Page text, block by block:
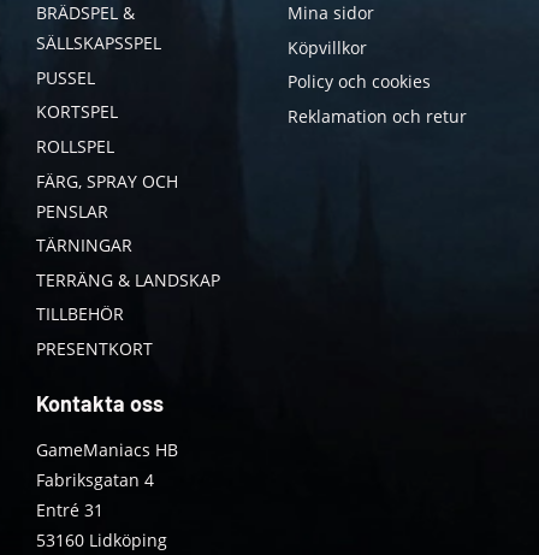
BRÄDSPEL &
SÄLLSKAPSSPEL
PUSSEL
KORTSPEL
ROLLSPEL
FÄRG, SPRAY OCH
PENSLAR
TÄRNINGAR
TERRÄNG & LANDSKAP
TILLBEHÖR
PRESENTKORT
Mina sidor
Köpvillkor
Policy och cookies
Reklamation och retur
Kontakta oss
GameManiacs HB
Fabriksgatan 4
Entré 31
53160 Lidköping